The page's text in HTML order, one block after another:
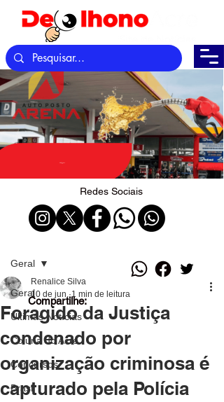
Redes Sociais
Geral
Últimas Notícias
Coluna do Acre
Concursos
Brasil
Geral
Foragido da Justiça
condenado por
organização criminosa é
capturado pela Polícia
Renalice Silva
10 de jun. 1 min de leitura
Compartilhe: